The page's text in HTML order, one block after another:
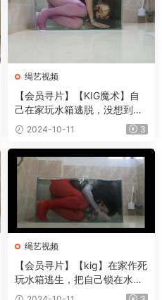
绳艺视频
【会员寻片】【KIG魔术】自
己在家玩水箱逃脱，没想到发
生意外-F100406-小L
2024-10-11 3
绳艺视频
【会员寻片】【kig】在家作死
玩水箱逃生，把自己锁在水下
还上了锁，没想到新锁居然打